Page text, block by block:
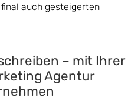
auch gesteigerten
– mit Ihrer
Agentur